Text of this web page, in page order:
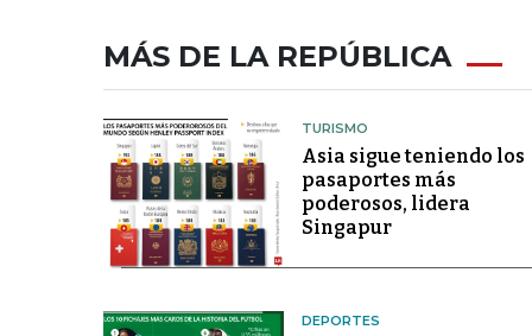
MÁS DE LA REPÚBLICA
TURISMO
Asia sigue teniendo los
pasaportes más
poderosos, lidera
Singapur
DEPORTES